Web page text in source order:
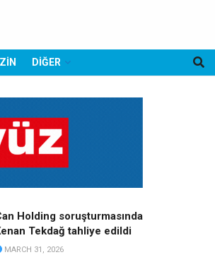
DİĞER
Holding soruşturmasında
Tekdağ tahliye edildi
MARCH 31, 2026